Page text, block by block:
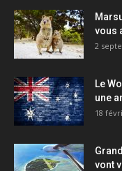
vous
2
Le
une
18
vont